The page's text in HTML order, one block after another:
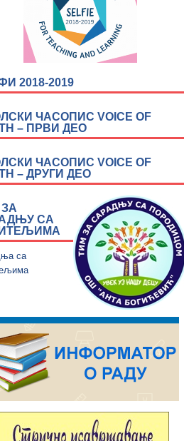
2018-2019
ЧАСОПИС VOICE OF
– ПРВИ ДЕО
ЧАСОПИС VOICE OF
– ДРУГИ ДЕО
СА
са